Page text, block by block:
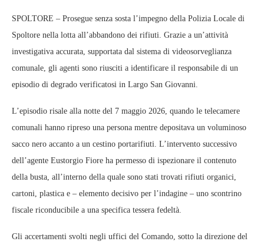
SPOLTORE – Prosegue senza sosta l’impegno della Polizia Locale di
Spoltore nella lotta all’abbandono dei rifiuti. Grazie a un’attività
investigativa accurata, supportata dal sistema di videosorveglianza
comunale, gli agenti sono riusciti a identificare il responsabile di un
episodio di degrado verificatosi in Largo San Giovanni.
L’episodio risale alla notte del 7 maggio 2026, quando le telecamere
comunali hanno ripreso una persona mentre depositava un voluminoso
sacco nero accanto a un cestino portarifiuti. L’intervento successivo
dell’agente Eustorgio Fiore ha permesso di ispezionare il contenuto
della busta, all’interno della quale sono stati trovati rifiuti organici,
cartoni, plastica e – elemento decisivo per l’indagine – uno scontrino
fiscale riconducibile a una specifica tessera fedeltà.
Gli accertamenti svolti negli uffici del Comando, sotto la direzione del